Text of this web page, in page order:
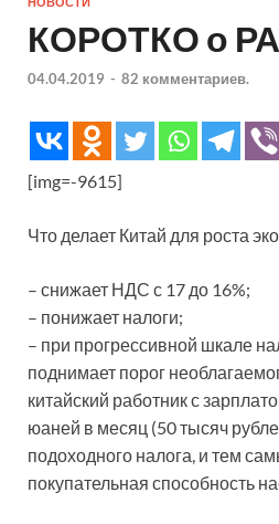
КОРОТКО о
04.04.2019 - 82 комментариев.
[img=-9615]
Что делает Китай для роста
– снижает НДС с 17 до 16%;
– понижает налоги;
– при прогрессивной шкале
поднимает порог
китайский работник с
юаней в месяц (50 тысяч
подоходного налога, и тем
покупательная способность